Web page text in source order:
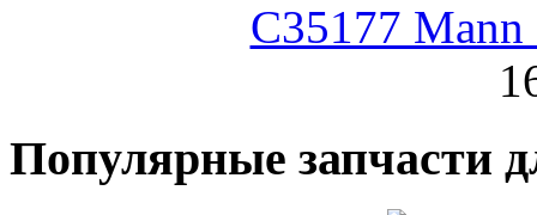
C35177
Популярные запчасти